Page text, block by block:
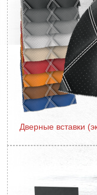
Дверные вставки